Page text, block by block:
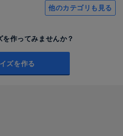
他のカテゴリも見る
作ってみませんか？
ズを作る